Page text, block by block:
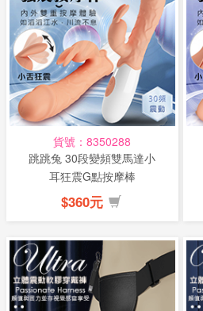
貨號：8350288
跳跳兔 30段變頻雙馬達小
耳狂震G點按摩棒
$360元